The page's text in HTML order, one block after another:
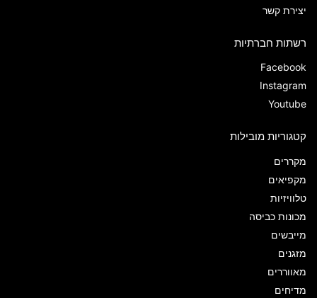
יצירת קשר
רשתות חברתיות
Facebook
Instagram
Youtube
קטגוריות מובילות
מקררים
מקפיאים
טלוויזיות
מכונות כביסה
מייבשים
מזגנים
מאווררים
מדיחים